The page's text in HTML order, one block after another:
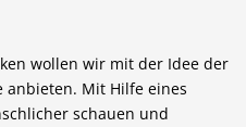
wollen wir mit der Idee der
anbieten. Mit Hilfe eines
schauen und